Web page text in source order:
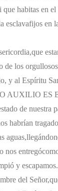
que habitas en el
esclavafijos en
que
de los
y al Espíritu
AUXILIO ES
de nuestra
habrían
aguas,
nos entregó
y escapamos.
del Señor,